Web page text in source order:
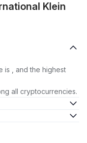
Klein
is , and the highest
all cryptocurrencies.